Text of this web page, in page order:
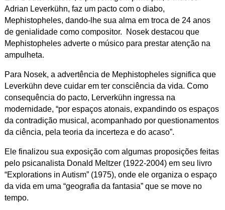
Adrian Leverkühn, faz um pacto com o diabo,
Mephistopheles, dando-lhe sua alma em troca de 24 anos
de genialidade como compositor. Nosek destacou que
Mephistopheles adverte o músico para prestar atenção na
ampulheta.
Para Nosek, a advertência de Mephistopheles significa que
Leverkühn deve cuidar em ter consciência da vida. Como
consequência do pacto, Lerverkühn ingressa na
modernidade, “por espaços atonais, expandindo os espaços
da contradição musical, acompanhado por questionamentos
da ciência, pela teoria da incerteza e do acaso”.
Ele finalizou sua exposição com algumas proposições feitas
pelo psicanalista Donald Meltzer (1922-2004) em seu livro
“Explorations in Autism” (1975), onde ele organiza o espaço
da vida em uma “geografia da fantasia” que se move no
tempo.